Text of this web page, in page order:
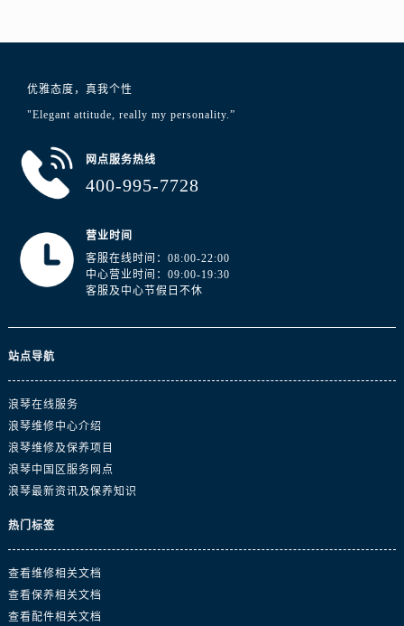
山东省潍坊市奎文区东风东街浪琴售后服务中心（需提前预约）
山东省淄博市张店区金晶大道浪琴售后服务中心（需提前预约）
优雅态度，真我个性
"Elegant attitude, really my personality.”
网点服务热线
400-995-7728
营业时间
客服在线时间：08:00-22:00
中心营业时间：09:00-19:30
客服及中心节假日不休
站点导航
浪琴在线服务
浪琴维修中心介绍
浪琴维修及保养项目
浪琴中国区服务网点
浪琴最新资讯及保养知识
热门标签
查看维修相关文档
查看保养相关文档
查看配件相关文档